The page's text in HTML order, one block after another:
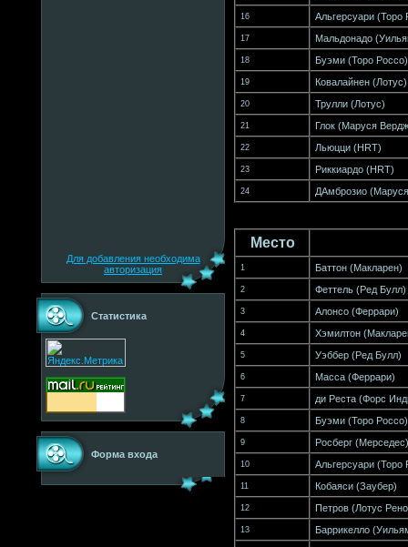
Для добавления необходима
авторизация
Статистика
Форма входа
16 Альгерсуари (Торо
17 Мальдонадо (
18 Буэми (Торо Россо)
19 Ковалайнен (Лотус)
20 Трулли (Лотус)
21 Глок (Маруся
22 Льюцци (HRT)
23 Риккиардо (HRT)
24 ДАмброзио (
Место
1 Баттон (Макларен)
2 Феттель (Ред Булл)
3 Алонсо (Феррари)
4 Хэмилтон (
5 Уэббер (Ред Булл)
6 Масса (Феррари)
7 ди Реста (Форс
8 Буэми (Торо Россо)
9 Росберг (Мерседес)
10 Альгерсуари (Торо
11 Кобаяси (Заубер)
12 Петров (Лотус Рено
13 Баррикелло (